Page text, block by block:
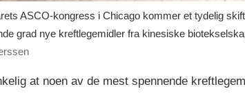
ASCO-kongress i Chicago kommer et tydelig
grad nye kreftlegemidler fra kinesiske
at noen av de mest spennende